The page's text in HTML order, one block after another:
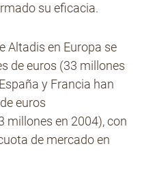
su eficacia.
Altadis en Europa se
de euros (33 millones
y Francia han
euros
millones en 2004), con
de mercado en